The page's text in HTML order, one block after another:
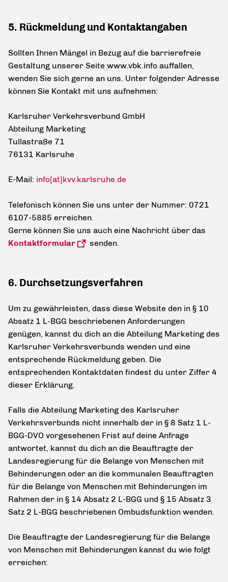
5. Rückmeldung und Kontaktangaben
Sollten Ihnen Mängel in Bezug auf die barrierefreie
Gestaltung unserer Seite www.vbk.info auffallen,
wenden Sie sich gerne an uns. Unter folgender Adresse
können Sie Kontakt mit uns aufnehmen:
Karlsruher Verkehrsverbund GmbH
Abteilung Marketing
Tullastraße 71
76131 Karlsruhe
E-Mail: info[at]kvv.karlsruhe.de
Telefonisch können Sie uns unter der Nummer: 0721
6107-5885 erreichen.
Gerne können Sie uns auch eine Nachricht über das
Kontaktformular
senden.
6. Durchsetzungsverfahren
Um zu gewährleisten, dass diese Website den in § 10
Absatz 1 L-BGG beschriebenen Anforderungen
genügen, kannst du dich an die Abteilung Marketing des
Karlsruher Verkehrsverbunds wenden und eine
entsprechende Rückmeldung geben. Die
entsprechenden Kontaktdaten findest du unter Ziffer 4
dieser Erklärung.
Falls die Abteilung Marketing des Karlsruher
Verkehrsverbunds nicht innerhalb der in § 8 Satz 1 L-
BGG-DVO vorgesehenen Frist auf deine Anfrage
antwortet, kannst du dich an die Beauftragte der
Landesregierung für die Belange von Menschen mit
Behinderungen oder an die kommunalen Beauftragten
für die Belange von Menschen mit Behinderungen im
Rahmen der in § 14 Absatz 2 L-BGG und § 15 Absatz 3
Satz 2 L-BGG beschriebenen Ombudsfunktion wenden.
Die Beauftragte der Landesregierung für die Belange
von Menschen mit Behinderungen kannst du wie folgt
erreichen: